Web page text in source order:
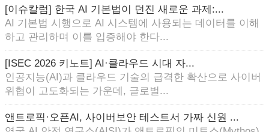
[이슈칼럼] 한국 AI 기본법이 던진 새로운 과제:...
AI 기본법 시행으로 AI 시스템에 사용되는 데이터를 이해
하고 관리하며 이를 입증해야 한다...
[ISEC 2026 키노트] AI·클라우드 시대 자...
인공지능(AI)과 클라우드 기술의 급격한 확산으로 사이버
위협이 고도화되는 가운데, 글로벌...
앤트로픽·오픈AI, 사이버보안 테스트서 가짜 신원 ...